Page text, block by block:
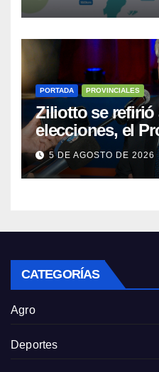
PORTADA PROVINCIALES
Ziliotto se refirió
elecciones, el
Vaca Muerta
5 DE AGOSTO DE 2026
CATEGORÍAS
Agro
Deportes